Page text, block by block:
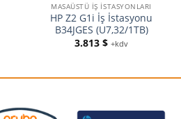
MASAÜSTÜ İŞ İSTASYONLARI
HP Z2 G1i İş İstasyonu
B34JGES (U7,32/1TB)
3.813 $ +kdv